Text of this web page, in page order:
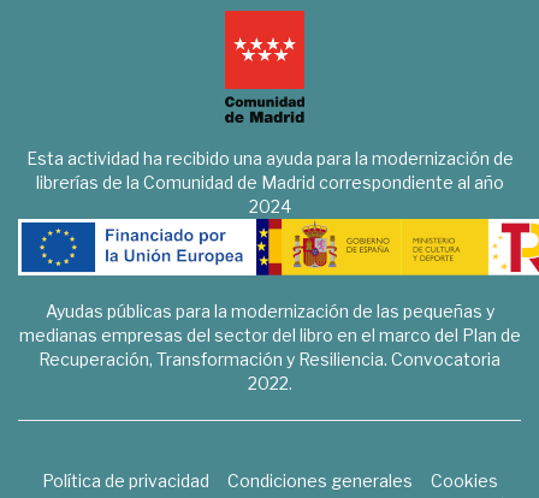
Esta actividad ha recibido una ayuda para la modernización de
librerías de la Comunidad de Madrid correspondiente al año
2024
Ayudas públicas para la modernización de las pequeñas y
medianas empresas del sector del libro en el marco del Plan de
Recuperación, Transformación y Resiliencia. Convocatoria
2022.
Política de privacidad Condiciones generales
Cookies